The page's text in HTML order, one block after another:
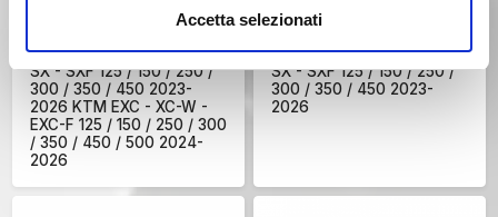
Accetta selezionati
Parafango anteriore KTM
SX - SXF 125 / 150 / 250 /
300 / 350 / 450 2023-
2026 KTM EXC - XC-W -
EXC-F 125 / 150 / 250 / 300
/ 350 / 450 / 500 2024-
2026
Parafango posteriore KTM
SX - SXF 125 / 150 / 250 /
300 / 350 / 450 2023-
2026